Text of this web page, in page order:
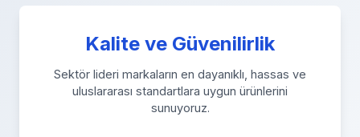
Kalite ve Güvenilirlik
Sektör lideri markaların en dayanıklı, hassas ve
uluslararası standartlara uygun ürünlerini
sunuyoruz.